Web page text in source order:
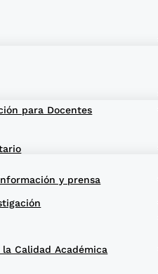
para Docentes
y prensa
Calidad Académica